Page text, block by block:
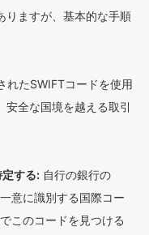
りますが、基本的な手順
れたSWIFTコードを使用
安全な国境を越える取引
する: 自行の銀行の
意に識別する国際コー
このコードを見つける